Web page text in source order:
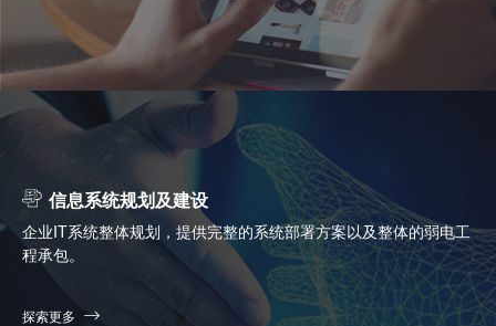
信息系统规划及建设
企业IT系统整体规划，提供完整的系统部署方案以及整体的弱电工
程承包。
探索更多